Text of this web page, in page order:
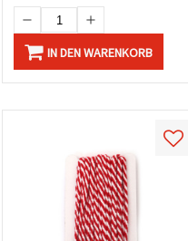
IN DEN WARENKORB